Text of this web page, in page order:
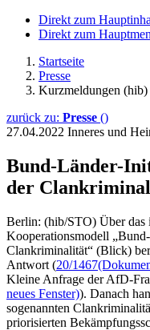
Direkt zum
Direkt zum
Startseite
Presse
Kurzmeldungen (hib)
zurück zu: Presse ()
27.04.2022 Inneres und
Bund-Länder-
der
Berlin: (hib/STO) Über das
Kooperationsmodell
Clankriminalität“ (Blick)
Antwort (20/1467
Kleine Anfrage der AfD-
neues Fenster)). Danach
sogenannten
priorisierten